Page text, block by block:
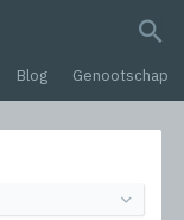
Blog Genootschap